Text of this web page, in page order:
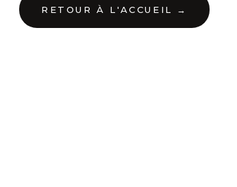
RETOUR À L'ACCUEIL →